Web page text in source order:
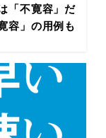
「不寛容」だ
容」の用例も